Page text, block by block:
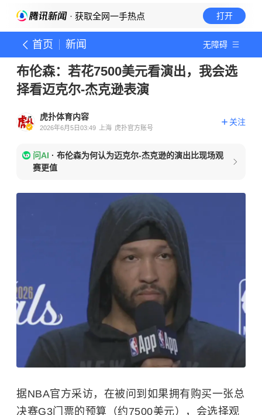
· 获取全网一手热点 打开
首页 新闻 无障碍
布伦森：若花7500美元看演出，我会选
择看迈克尔-杰克逊表演
虎扑体育内容
2026年6月5日03:49 上海 虎扑官方账号
关注
问AI · 布伦森为何认为迈克尔-杰克逊的演出比现场观
赛更值
据NBA官方采访，在被问到如果拥有购买一张总
决赛G3门票的预算（约7500美元），会选择观